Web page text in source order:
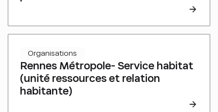
Rennes Métropole- Service habitat
(unité ressources et relation
habitante)
Organisations